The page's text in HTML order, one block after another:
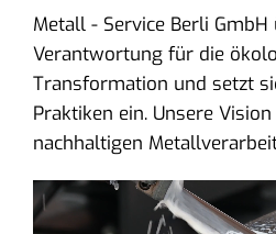
Metall - Service Berli
Verantwortung für die
Transformation und setzt
Praktiken ein. Unsere
nachhaltigen